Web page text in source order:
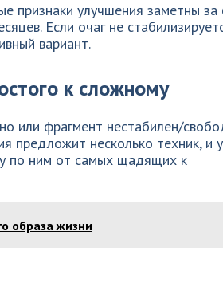
признаки улучшения заметны
Если очаг не
вариант.
к сложному
или фрагмент нестабилен/
предложит несколько техник, и у
по ним от самых щадящих к
образа жизни